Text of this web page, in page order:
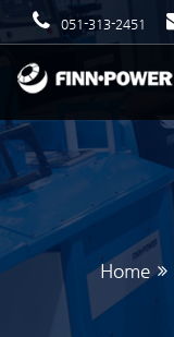
051-313-2451
Home